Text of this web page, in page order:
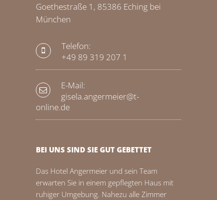
Goethestraße 1, 85386 Eching bei
München
Telefon:
+49 89 319 207 1
E-Mail:
gisela.angermeier@t-
online.de
BEI UNS SIND SIE GUT GEBETTET
Das Hotel Angermeier und sein Team
erwarten Sie in einem gepflegten Haus mit
ruhiger Umgebung. Nahezu alle Zimmer